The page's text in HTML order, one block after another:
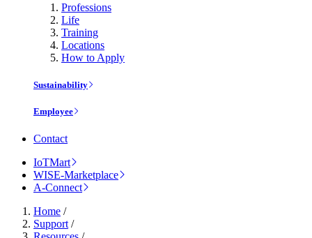
Professions
Life
Training
Locations
How to Apply
Sustainability
Employee
Contact
IoTMart
WISE-Marketplace
A-Connect
Home /
Support /